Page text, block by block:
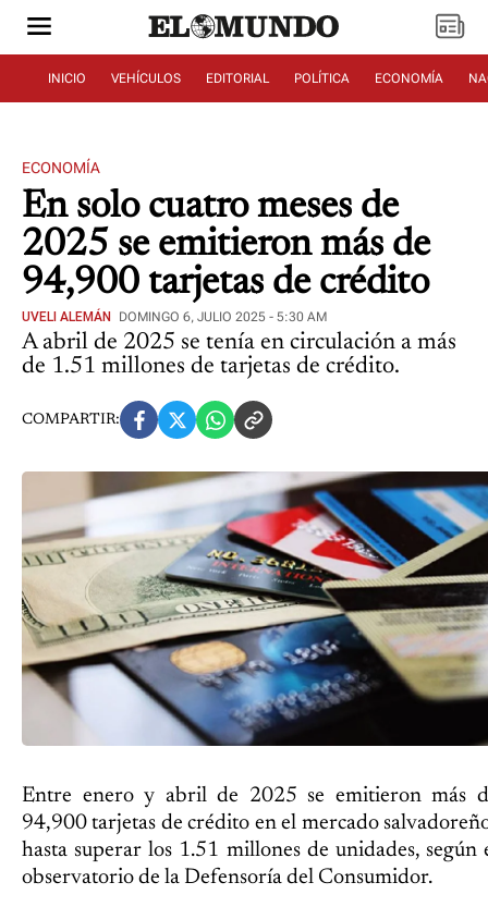
INICIO VEHÍCULOS EDITORIAL POLÍTICA ECONOMÍA
ECONOMÍA
En solo cuatro meses de
2025 se emitieron más de
94,900 tarjetas de crédito
UVELI ALEMÁN DOMINGO 6, JULIO 2025 - 5:30 AM
A abril de 2025 se tenía en circulación a más
de 1.51 millones de tarjetas de crédito.
COMPARTIR:
Entre enero y abril de 2025 se emitieron más
94,900 tarjetas de crédito en el mercado
hasta superar los 1.51 millones de unidades, según
observatorio de la Defensoría del Consumidor.